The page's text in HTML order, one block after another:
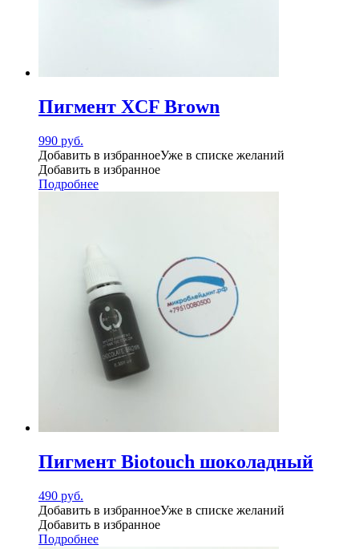
Пигмент XCF Brown
990 руб.
Добавить в избранноеУже в списке желаний
Добавить в избранное
Подробнее
Пигмент Biotouch шоколадный
490 руб.
Добавить в избранноеУже в списке желаний
Добавить в избранное
Подробнее